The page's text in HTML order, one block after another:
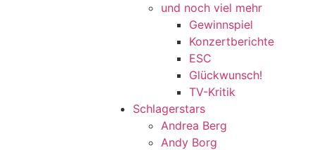
und noch viel mehr
Gewinnspiel
Konzertberichte
ESC
Glückwunsch!
TV-Kritik
Schlagerstars
Andrea Berg
Andy Borg